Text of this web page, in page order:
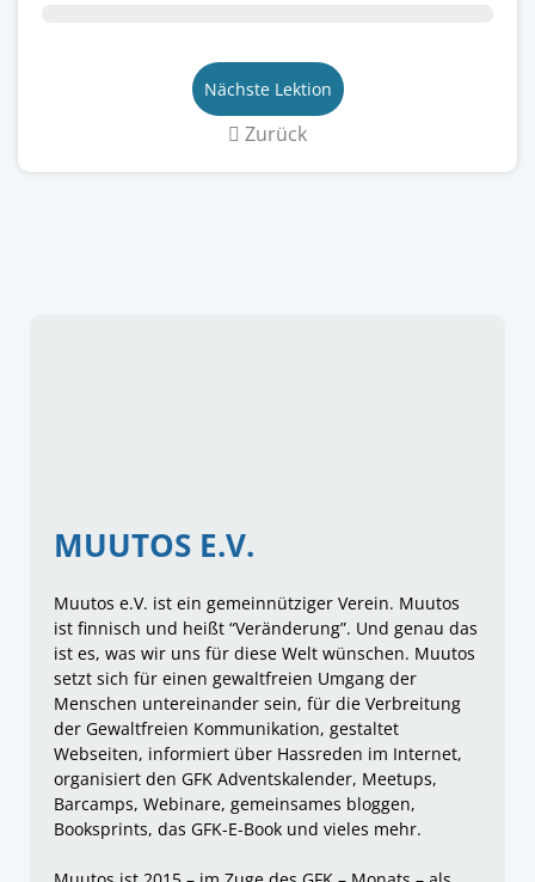
Nächste Lektion
Zurück
MUUTOS E.V.
Muutos e.V. ist ein gemeinnütziger Verein. Muutos
ist finnisch und heißt “Veränderung”. Und genau das
ist es, was wir uns für diese Welt wünschen. Muutos
setzt sich für einen gewaltfreien Umgang der
Menschen untereinander sein, für die Verbreitung
der Gewaltfreien Kommunikation, gestaltet
Webseiten, informiert über Hassreden im Internet,
organisiert den GFK Adventskalender, Meetups,
Barcamps, Webinare, gemeinsames bloggen,
Booksprints, das GFK-E-Book und vieles mehr.